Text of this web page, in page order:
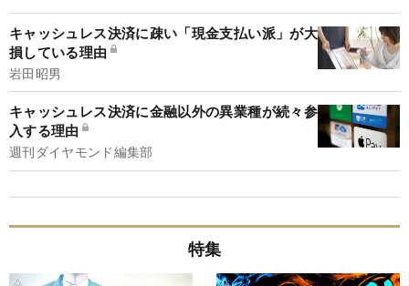
キャッシュレス決済に疎い「現金支払い派」が大
損している理由
岩田昭男
キャッシュレス決済に金融以外の異業種が続々参
入する理由
週刊ダイヤモンド編集部
特集